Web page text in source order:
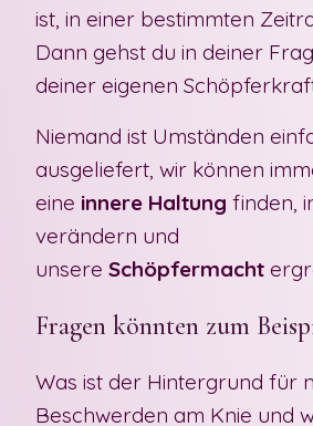
ist, in einer bestimmten
Dann gehst du in deiner
deiner eigenen
Niemand ist Umständen
ausgeliefert, wir können
eine innere Haltung finden,
verändern und
unsere Schöpfermacht
Fragen könnten zum
Was ist der Hintergrund für
Beschwerden am Knie und